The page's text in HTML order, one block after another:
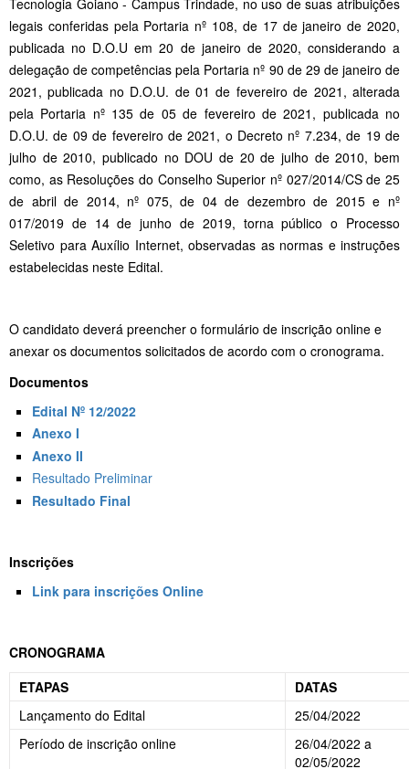
legais conferidas pela Portaria nº 108, de 17 de janeiro de 2020,
publicada no D.O.U em 20 de janeiro de 2020, considerando a
delegação de competências pela Portaria nº 90 de 29 de janeiro de
2021, publicada no D.O.U. de 01 de fevereiro de 2021, alterada
pela Portaria nº 135 de 05 de fevereiro de 2021, publicada no
D.O.U. de 09 de fevereiro de 2021, o Decreto nº 7.234, de 19 de
julho de 2010, publicado no DOU de 20 de julho de 2010, bem
como, as Resoluções do Conselho Superior nº 027/2014/CS de 25
de abril de 2014, nº 075, de 04 de dezembro de 2015 e nº
017/2019 de 14 de junho de 2019, torna público o Processo
Seletivo para Auxílio Internet, observadas as normas e instruções
estabelecidas neste Edital.
O candidato deverá preencher o formulário de inscrição online e
anexar os documentos solicitados de acordo com o cronograma.
Documentos
Edital Nº 12/2022
Anexo I
Anexo II
Resultado Preliminar
Resultado Final
Inscrições
Link para inscrições Online
CRONOGRAMA
ETAPAS
DATAS
Lançamento do Edital
25/04/2022
Período de inscrição online
26/04/2022 a
02/05/2022